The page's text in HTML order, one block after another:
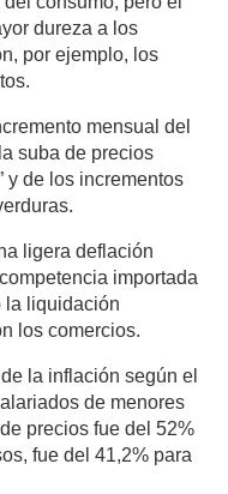
dureza a los
por ejemplo, los
mensual del
suba de precios
y de los incrementos
ligera deflación
importada
la liquidación
los comercios.
la inflación según el
de menores
precios fue del 52%
fue del 41,2% para